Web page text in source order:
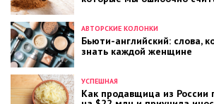
АВТОРСКИЕ КОЛОНКИ
Бьюти-английский: слова,
знать каждой женщине
УСПЕШНАЯ
Как продавщица из России